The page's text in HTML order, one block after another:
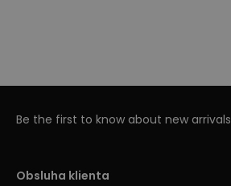
Be the first to know about new arrivals
Obsluha klienta